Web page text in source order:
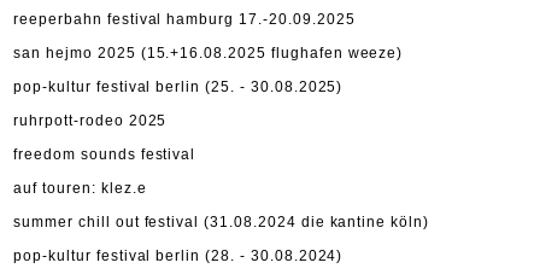
reeperbahn festival hamburg 17.-20.09.2025
san hejmo 2025 (15.+16.08.2025 flughafen weeze)
pop-kultur festival berlin (25. - 30.08.2025)
ruhrpott-rodeo 2025
freedom sounds festival
auf touren: klez.e
summer chill out festival (31.08.2024 die kantine köln)
pop-kultur festival berlin (28. - 30.08.2024)